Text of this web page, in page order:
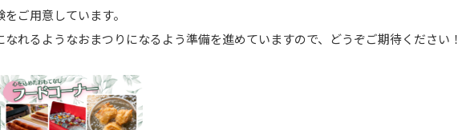
ご用意しています。
れるようなおまつりになるよう準備を進めていますので、どうぞご期待ください！